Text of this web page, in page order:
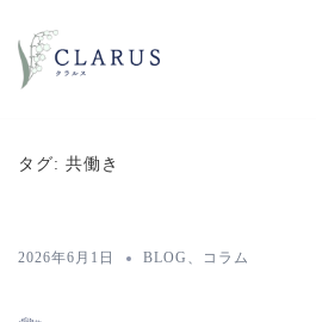
ン
ッ
タグ: 共働き
2026年6月1日 BLOG 、 コラム